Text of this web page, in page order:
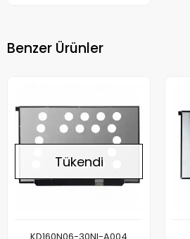
Benzer Ürünler
Tükendi